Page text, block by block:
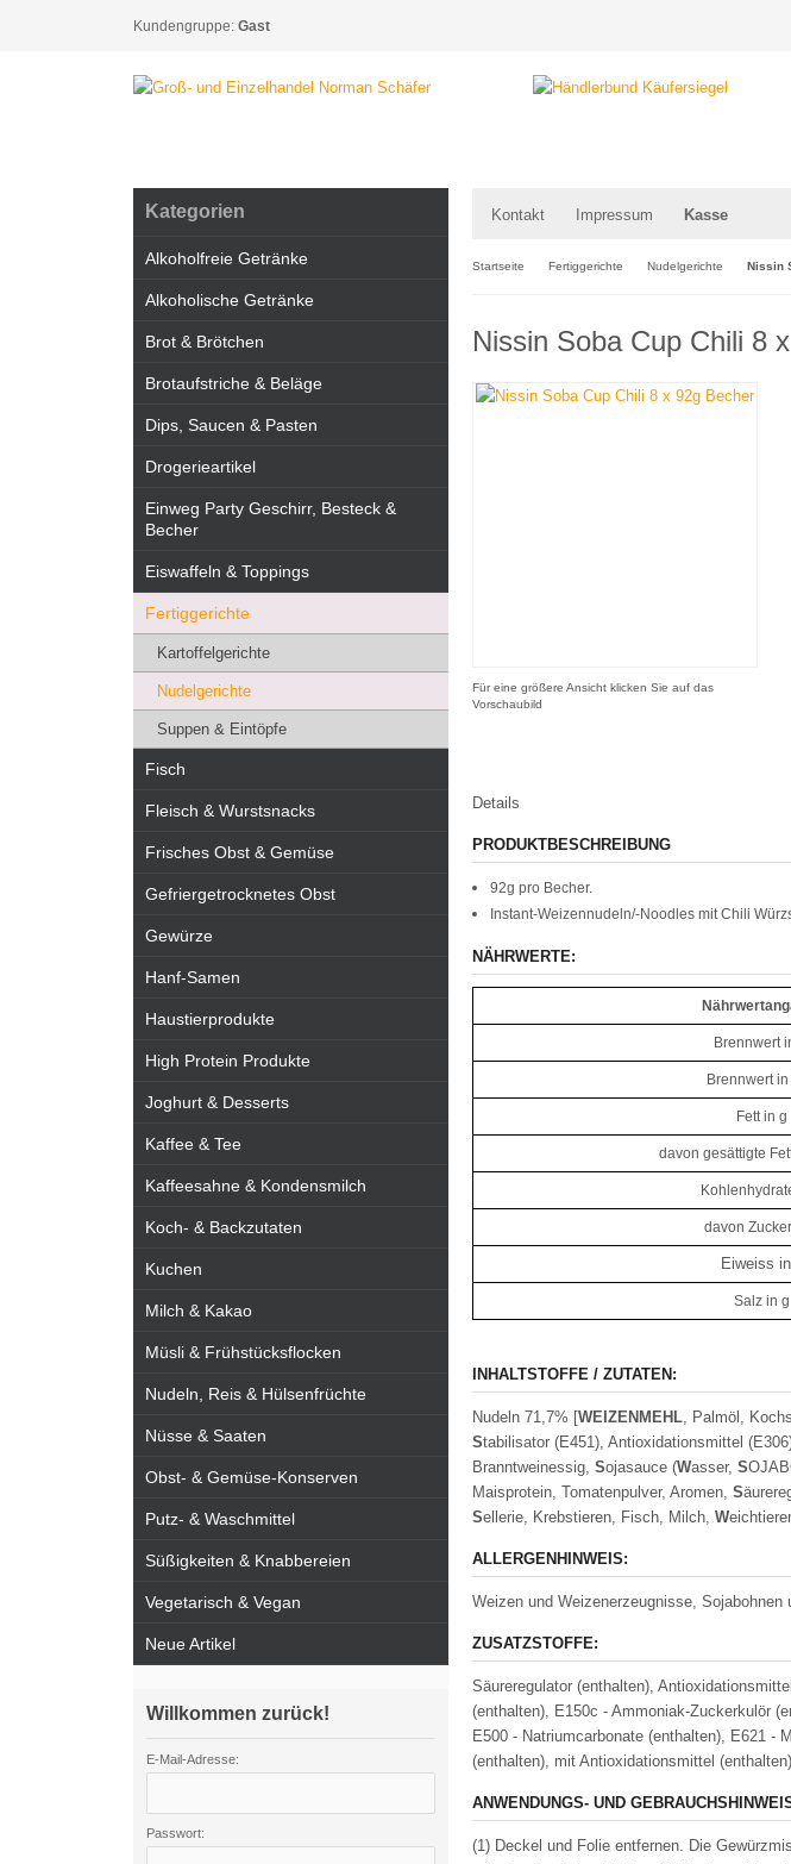
Kundengruppe: Gast
Kontakt Impressum Kasse
Startseite Fertiggerichte Nudelgerichte Nissin
Nissin Soba Cup Chili 8
Für eine größere Ansicht klicken Sie auf das
Vorschaubild
Details
PRODUKTBESCHREIBUNG
92g pro Becher.
Instant-Weizennudeln/-Noodles mit Chili
NÄHRWERTE:
Brennwert
Brennwert in
Fett in g
davon gesättigte
davon
Eiweiss
Salz in g
INHALTSTOFFE / ZUTATEN:
Nudeln 71,7% [WEIZENMEHL, Palmöl,
Stabilisator (E451), Antioxidationsmittel
Branntweinessig, Sojasauce (Wasser, S
Maisprotein, Tomatenpulver, Aromen, S
Sellerie, Krebstieren, Fisch, Milch, W
ALLERGENHINWEIS:
Weizen und Weizenerzeugnisse, Sojabohnen
ZUSATZSTOFFE:
Säureregulator (enthalten),
(enthalten), E150c - Ammoniak-Zuckerkulör
E500 - Natriumcarbonate (enthalten), E621 -
(enthalten), mit Antioxidationsmittel
ANWENDUNGS- UND
(1) Deckel und Folie entfernen. Die
Kategorien
Alkoholfreie Getränke
Alkoholische Getränke
Brot & Brötchen
Brotaufstriche & Beläge
Dips, Saucen & Pasten
Drogerieartikel
Einweg Party Geschirr, Besteck &
Becher
Eiswaffeln & Toppings
Fertiggerichte
Kartoffelgerichte
Nudelgerichte
Suppen & Eintöpfe
Fisch
Fleisch & Wurstsnacks
Frisches Obst & Gemüse
Gefriergetrocknetes Obst
Gewürze
Hanf-Samen
Haustierprodukte
High Protein Produkte
Joghurt & Desserts
Kaffee & Tee
Kaffeesahne & Kondensmilch
Koch- & Backzutaten
Kuchen
Milch & Kakao
Müsli & Frühstücksflocken
Nudeln, Reis & Hülsenfrüchte
Nüsse & Saaten
Obst- & Gemüse-Konserven
Putz- & Waschmittel
Süßigkeiten & Knabbereien
Vegetarisch & Vegan
Neue Artikel
Willkommen zurück!
E-Mail-Adresse:
Passwort: